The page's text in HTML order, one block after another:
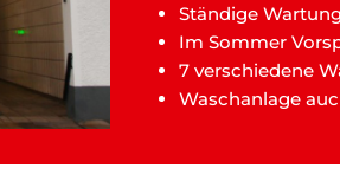
Ständige
Im Sommer
7 verschiedene
Waschanlage